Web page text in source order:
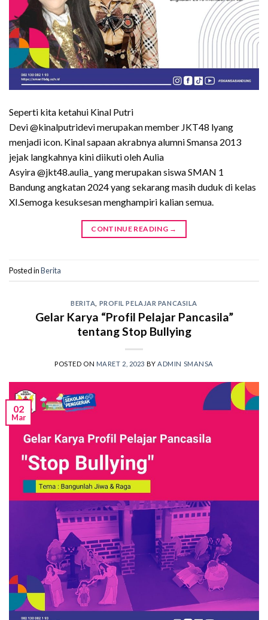
Seperti kita ketahui Kinal Putri
Devi @kinalputridevi merupakan member JKT48 lyang
menjadi icon. Kinal sapaan akrabnya alumni Smansa 2013
jejak langkahnya kini diikuti oleh Aulia
Asyira @jkt48.aulia_ yang merupakan siswa SMAN 1
Bandung angkatan 2024 yang sekarang masih duduk di kelas
XI.Semoga kesuksesan menghampiri kalian semua.
CONTINUE READING →
Posted inBerita
BERITA PROFIL PELAJAR PANCASILA
Gelar Karya “Profil Pelajar Pancasila”
tentang Stop Bullying
POSTED ON MARET 2, 2023 BYADMIN SMANSA
02
Mar